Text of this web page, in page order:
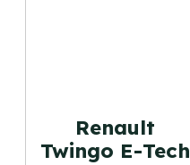
Renault
Twingo E-Tech